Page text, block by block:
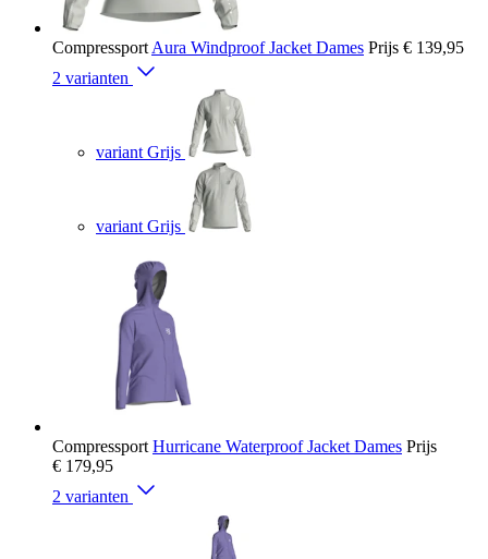
Compressport Aura Windproof Jacket Dames Prijs € 139,95
2 varianten
variant Grijs
variant Grijs
Compressport Hurricane Waterproof Jacket Dames Prijs
€ 179,95
2 varianten